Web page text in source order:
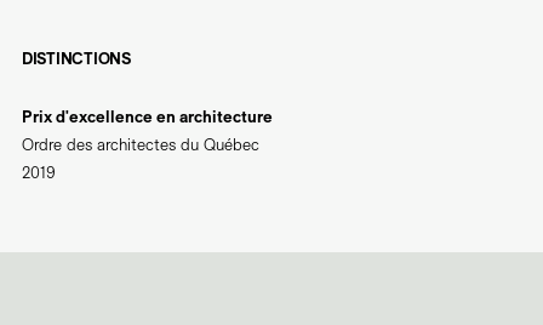
DISTINCTIONS
Prix d'excellence en architecture
Ordre des architectes du Québec
2019